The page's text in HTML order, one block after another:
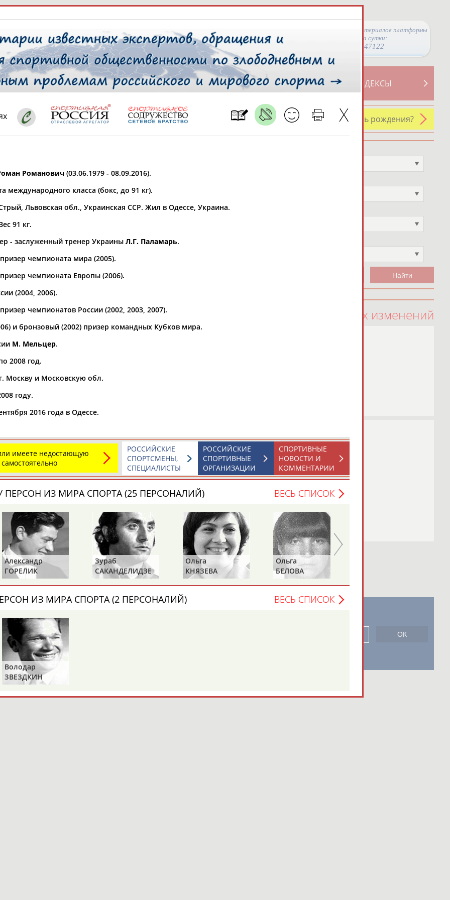
Просмотры материалов платформы
за сутки:
47122
СВОДНЫЕ ИНДЕКСЫ
ТАБЛО АКТИВНОСТИ
РЕСУРСНАЯ ПЛОЩАДКА
У кого сегодня день рождения?
* для действующих спортсменов
проживания
рождения
100 последних изменений
Роман Романчук
по боксуРоман Романчук
Светлана Андреева.
летом 2008 года перед
НАШИ КНОПКИ РЕКЛАМА
Романович (03.06.1979 - 08.09.2016).
международного класса (бокс, до 91 кг).
Львовская обл., Украинская ССР. Жил в Одессе, Украина.
91 кг.
- заслуженный тренер Украины Л.Г. Паламарь.
чемпионата мира (2005).
чемпионата Европы (2006).
(2004, 2006).
чемпионатов России (2002, 2003, 2007).
и бронзовый (2002) призер командных Кубков мира.
М. Мельцер.
2008 год.
Москву и Московскую обл.
году.
2016 года в Одессе.
имеете недостающую
СПОРТИВНЫЕ
НОВОСТИ И
КОММЕНТАРИИ
РОССИЙСКИЕ
СПОРТИВНЫЕ
ОРГАНИЗАЦИИ
РОССИЙСКИЕ
СПОРТСМЕНЫ,
СПЕЦИАЛИСТЫ
ПЕРСОН ИЗ МИРА СПОРТА (25 ПЕРСОНАЛИЙ) ВЕСЬ СПИСОК
Александр
ГОРЕЛИК
Зураб
САКАНДЕЛИДЗЕ
Ольга
КНЯЗЕВА
Ольга
БЕЛОВА
ИЗ МИРА СПОРТА (2 ПЕРСОНАЛИЙ) ВЕСЬ СПИСОК
Володар
ЗВЕЗДКИН